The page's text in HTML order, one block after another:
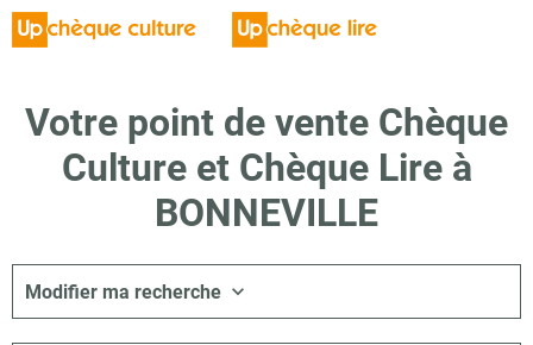
Votre point de vente Chèque
Culture et Chèque Lire à
BONNEVILLE
Modifier ma recherche